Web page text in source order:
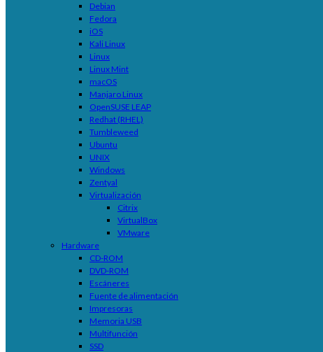
Debian
Fedora
iOS
Kali Linux
Linux
Linux Mint
macOS
Manjaro Linux
OpenSUSE LEAP
Redhat (RHEL)
Tumbleweed
Ubuntu
UNIX
Windows
Zentyal
Virtualización
Citrix
VirtualBox
VMware
Hardware
CD-ROM
DVD-ROM
Escáneres
Fuente de alimentación
Impresoras
Memoria USB
Multifunción
SSD